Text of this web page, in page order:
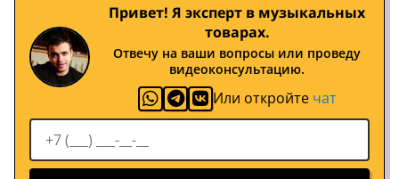
Привет! Я эксперт в музыкальных
товарах.
Отвечу на ваши вопросы или проведу
видеоконсультацию.
Или откройте чат